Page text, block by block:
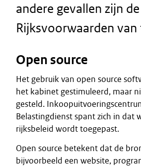
andere gevallen zijn
Rijksvoorwaarden van
Open source
Het gebruik van open source
het kabinet gestimuleerd, maar
gesteld.
Belastingdienst spant zich in dat
rijksbeleid wordt toegepast.
Open source betekent dat de
bijvoorbeeld een website,